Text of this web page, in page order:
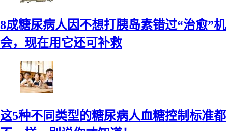
8成糖尿病人因不想打胰岛素错过“治愈”机
会，现在用它还可补救
这5种不同类型的糖尿病人血糖控制标准都